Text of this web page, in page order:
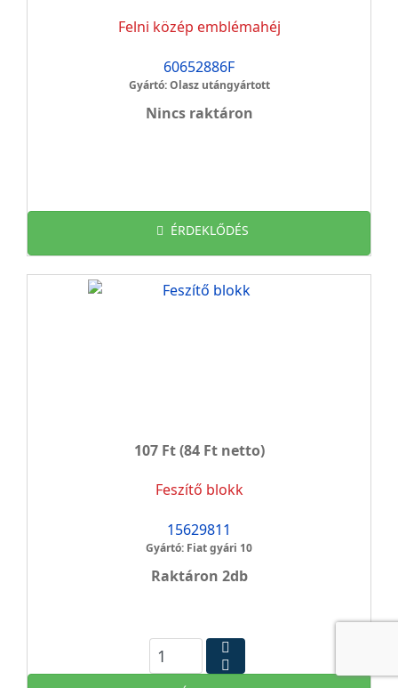
Felni közép emblémahéj
60652886F
Gyártó: Olasz utángyártott
Nincs raktáron
ÉRDEKLŐDÉS
107 Ft(84 Ft netto)
Feszítő blokk
15629811
Gyártó: Fiat gyári 10
Raktáron 2db